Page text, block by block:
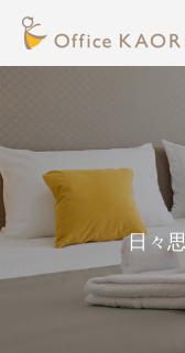
日々思う